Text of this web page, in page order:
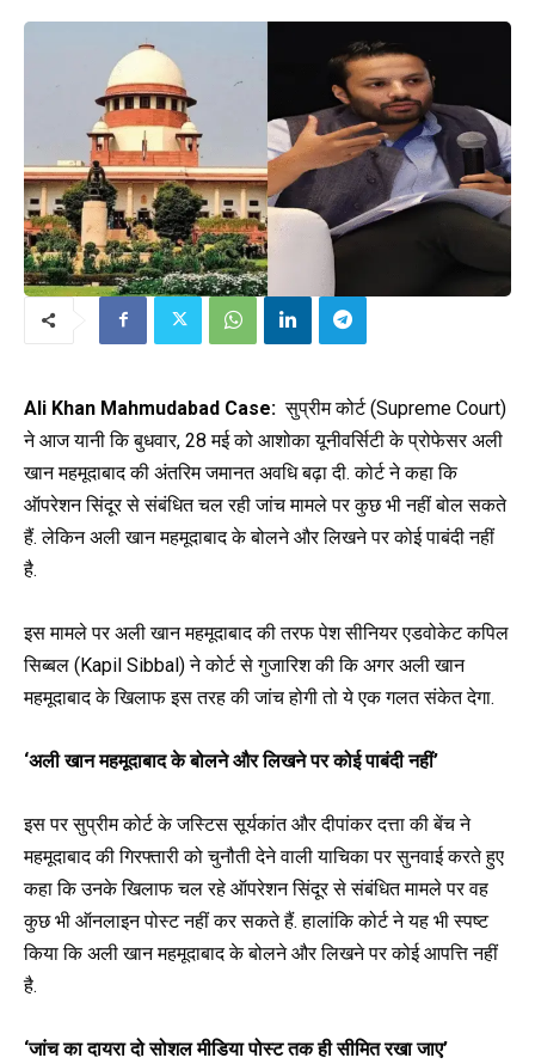
Ali Khan Mahmudabad Case: सुप्रीम कोर्ट (Supreme Court)
ने आज यानी कि बुधवार, 28 मई को आशोका यूनीवर्सिटी के प्रोफेसर अली
खान महमूदाबाद की अंतरिम जमानत अवधि बढ़ा दी. कोर्ट ने कहा कि
ऑपरेशन सिंदूर से संबंधित चल रही जांच मामले पर कुछ भी नहीं बोल सकते
हैं. लेकिन अली खान महमूदाबाद के बोलने और लिखने पर कोई पाबंदी नहीं
है.
इस मामले पर अली खान महमूदाबाद की तरफ पेश सीनियर एडवोकेट कपिल
सिब्बल (Kapil Sibbal) ने कोर्ट से गुजारिश की कि अगर अली खान
महमूदाबाद के खिलाफ इस तरह की जांच होगी तो ये एक गलत संकेत देगा.
‘अली खान महमूदाबाद के बोलने और लिखने पर कोई पाबंदी नहीं’
इस पर सुप्रीम कोर्ट के जस्टिस सूर्यकांत और दीपांकर दत्ता की बेंच ने
महमूदाबाद की गिरफ्तारी को चुनौती देने वाली याचिका पर सुनवाई करते हुए
कहा कि उनके खिलाफ चल रहे ऑपरेशन सिंदूर से संबंधित मामले पर वह
कुछ भी ऑनलाइन पोस्ट नहीं कर सकते हैं. हालांकि कोर्ट ने यह भी स्पष्ट
किया कि अली खान महमूदाबाद के बोलने और लिखने पर कोई आपत्ति नहीं
है.
‘जांच का दायरा दो सोशल मीडिया पोस्ट तक ही सीमित रखा जाए’